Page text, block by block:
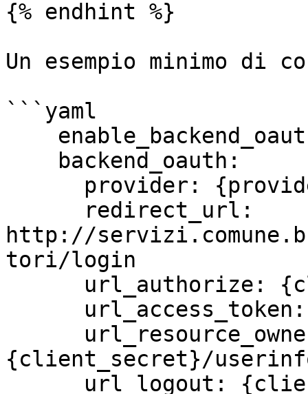
{% endhint %}
Un esempio minimo di
```yaml
http://
tori/login
{client_secret}/